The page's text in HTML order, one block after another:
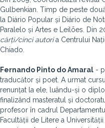
Gulbenkian. Timp de peste
la Diário Popular și Diário de
Paralelo și Artes e Leilões. Din
cărți/cinci autoria Centrului
Chiado.
Fernando Pinto do Amaral -
traducător și poet. A urmat
renunțat la ele, luându-și o
finalizând masteratul și
profesor în cadrul
Facultății de Litere a